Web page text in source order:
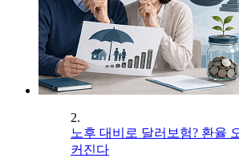
2.
노후 대비로 달러보험? 환율
커진다